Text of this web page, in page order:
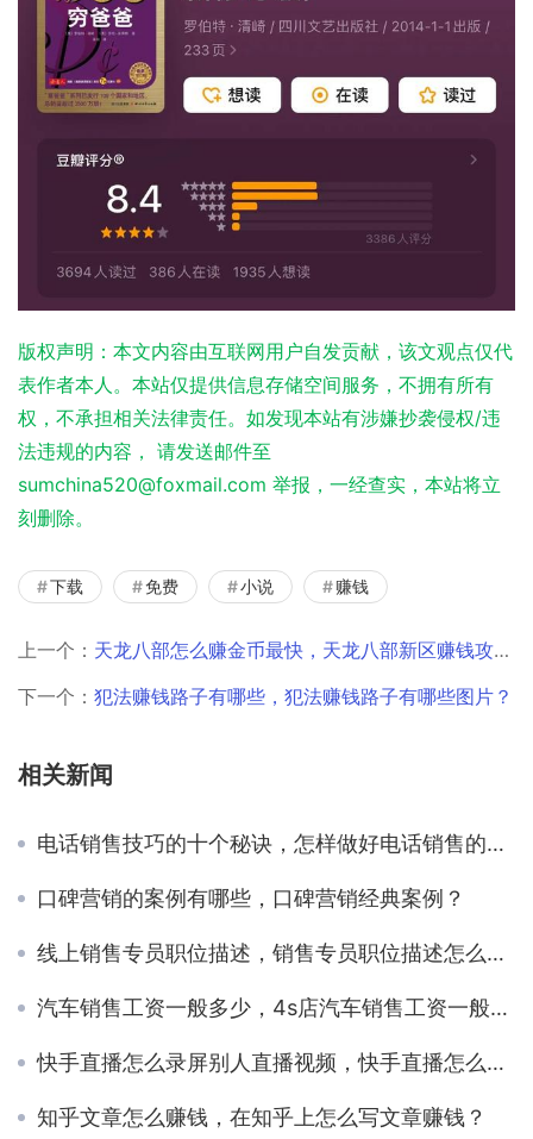
版权声明：本文内容由互联网用户自发贡献，该文观点仅代
表作者本人。本站仅提供信息存储空间服务，不拥有所有
权，不承担相关法律责任。如发现本站有涉嫌抄袭侵权/违
法违规的内容， 请发送邮件至
sumchina520@foxmail.com 举报，一经查实，本站将立
刻删除。
下载 免费 小说 赚钱
上一个： 天龙八部怎么赚金币最快，天龙八部新区赚钱攻略？
下一个： 犯法赚钱路子有哪些，犯法赚钱路子有哪些图片？
相关新闻
电话销售技巧的十个秘诀，怎样做好电话销售的技巧？
口碑营销的案例有哪些，口碑营销经典案例？
线上销售专员职位描述，销售专员职位描述怎么写？
汽车销售工资一般多少，4s店汽车销售工资一般多少？
快手直播怎么录屏别人直播视频，快手直播怎么录屏别人直播视频苹果手机？
知乎文章怎么赚钱，在知乎上怎么写文章赚钱？